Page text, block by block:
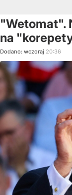
"Wetomat".
na
Dodano: wczoraj 20:36